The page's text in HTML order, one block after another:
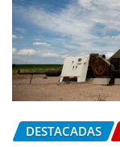
DESTACADAS